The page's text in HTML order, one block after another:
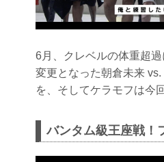
6月、クレベルの体重超
変更となった朝倉未来
を、そしてケラモフは今
バンタム級王座戦！